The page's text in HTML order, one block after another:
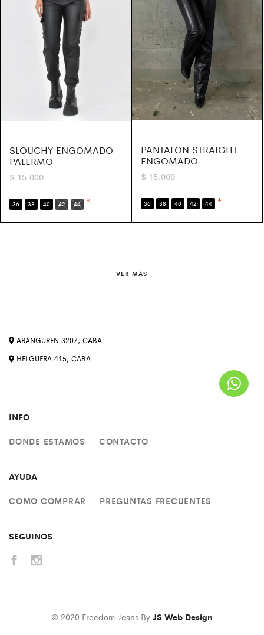
SLOUCHY ENGOMADO
PALERMO
$ 15.000
36 38 40 42 44 *
PANTALON STRAIGHT
ENGOMADO
$ 15.000
36 38 40 42 44 *
VER MÁS
ARANGUREN 3207, CABA
HELGUERA 415, CABA
INFO
DONDE ESTAMOS CONTACTO
AYUDA
COMO COMPRAR PREGUNTAS FRECUENTES
SEGUINOS
© 2020 Freedom Jeans By JS Web Design